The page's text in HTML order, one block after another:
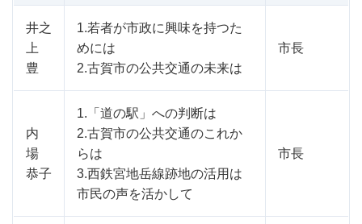
井之
上
豊
1.若者が市政に興味を持つた
めには
2.古賀市の公共交通の未来は
市長
内
場
恭子
1.「道の駅」への判断は
2.古賀市の公共交通のこれか
らは
3.西鉄宮地岳線跡地の活用は
市民の声を活かして
市長